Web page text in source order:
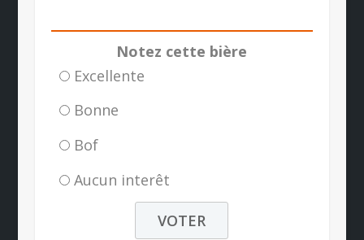
Notez cette bière
Excellente
Bonne
Bof
Aucun interêt